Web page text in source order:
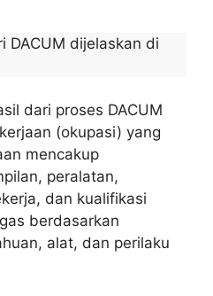
DACUM dijelaskan di
dari proses DACUM
(okupasi) yang
mencakup
peralatan,
dan kualifikasi
berdasarkan
alat, dan perilaku